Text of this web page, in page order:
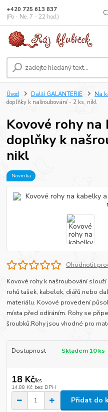
+420 725 613 837
(Po - Ne, 7 - 22 hod.)
Úvod Další GALANTERIE Na
doplňky k našroubování - 2 ks, nikl
Kovové rohy na
doplňky k
nikl
Novinka
Ohodnotit
Kovové rohy k našroubování
rohů tašek, kabelek, diářů nebo
materiálu. Kovové provedení
místa před odíráním. Rohy se
šroubků.Rohy jsou vhodné pro
Dostupnost Skladem 10 ks
18 Kč/ks
14,88 Kč bez DPH
Přidat do